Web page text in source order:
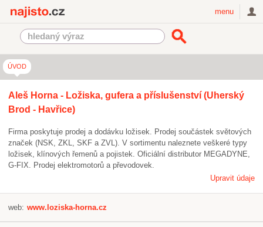
menu
ÚVOD
Aleš Horna - Ložiska, gufera a příslušenství (Uherský
Brod - Havřice)
Firma poskytuje prodej a dodávku ložisek. Prodej součástek světových
značek (NSK, ZKL, SKF a ZVL). V sortimentu naleznete veškeré typy
ložisek, klínových řemenů a pojistek. Oficiální distributor MEGADYNE,
G-FIX. Prodej elektromotorů a převodovek.
Upravit údaje
web: www.loziska-horna.cz